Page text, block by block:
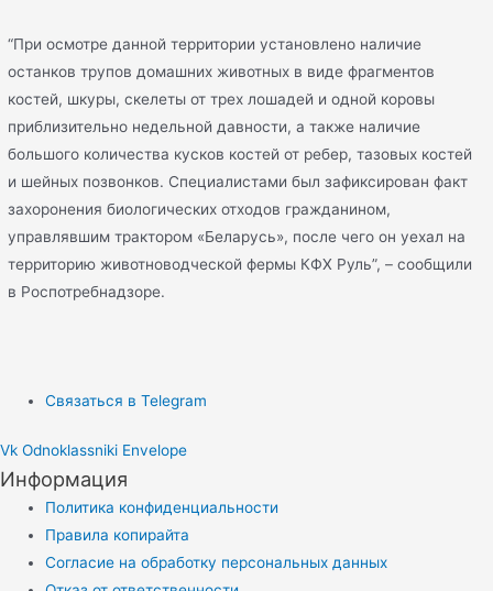
“При осмотре данной территории установлено наличие
останков трупов домашних животных в виде фрагментов
костей, шкуры, скелеты от трех лошадей и одной коровы
приблизительно недельной давности, а также наличие
большого количества кусков костей от ребер, тазовых костей
и шейных позвонков. Специалистами был зафиксирован факт
захоронения биологических отходов гражданином,
управлявшим трактором «Беларусь», после чего он уехал на
территорию животноводческой фермы КФХ Руль”, – сообщили
в Роспотребнадзоре.
Связаться в Telegram
Vk Odnoklassniki Envelope
Информация
Политика конфиденциальности
Правила копирайта
Согласие на обработку персональных данных